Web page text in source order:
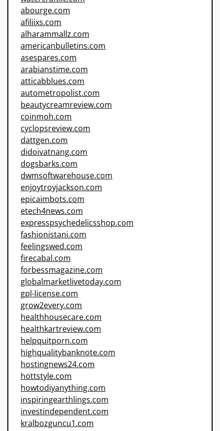
abourge.com
afiliixs.com
alharammallz.com
americanbulletins.com
asespares.com
arabianstime.com
atticabblues.com
autometropolist.com
beautycreamreview.com
coinmoh.com
cyclopsreview.com
dattgen.com
didoivatnang.com
dogsbarks.com
dwmsoftwarehouse.com
enjoytroyjackson.com
epicaimbots.com
etech4news.com
expresspsychedelicsshop.com
fashionistani.com
feelingswed.com
firecabal.com
forbessmagazine.com
globalmarketlivetoday.com
gpl-license.com
grow2every.com
healthhousecare.com
healthkartreview.com
helpquitporn.com
highqualitybanknote.com
hostingnews24.com
hottstyle.com
howtodiyanything.com
inspiringearthlings.com
investindependent.com
kralbozguncu1.com